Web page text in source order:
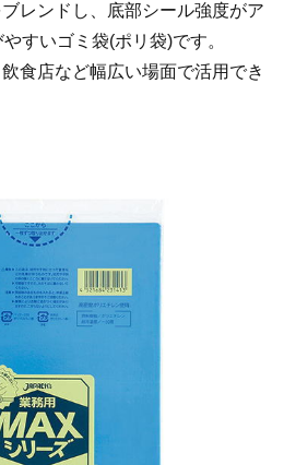
レンドし、底部シール強度がア
すいゴミ袋(ポリ袋)です。
食店など幅広い場面で活用でき